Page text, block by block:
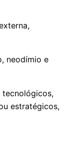
neodímio e
tecnológicos,
estratégicos,